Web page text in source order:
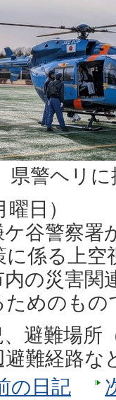
県警ヘリに
日）
谷警察署
係る上空
の災害関
めのもの
避難場所
難経路な
の日記